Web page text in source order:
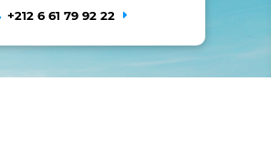
+212 6 61 79 92 22